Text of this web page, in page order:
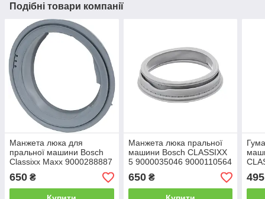
Подібні товари компанії
Манжета люка для
пральної машини Bosch
Classixx Maxx 9000288887
650 ₴
Манжета люка пральної
машини Bosch CLASSIXX
5 9000035046 9000110564
650₴ 495